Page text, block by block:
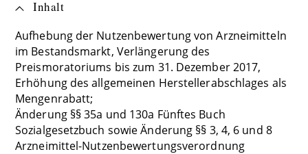
Inhalt
Aufhebung der Nutzenbewertung von Arzneimitteln
im Bestandsmarkt, Verlängerung des
Preismoratoriums bis zum 31. Dezember 2017,
Erhöhung des allgemeinen Herstellerabschlages als
Mengenrabatt;
Änderung §§ 35a und 130a Fünftes Buch
Sozialgesetzbuch sowie Änderung §§ 3, 4, 6 und 8
Arzneimittel-Nutzenbewertungsverordnung